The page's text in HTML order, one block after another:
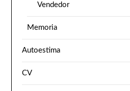
Vendedor
Memoria
Autoestima
CV